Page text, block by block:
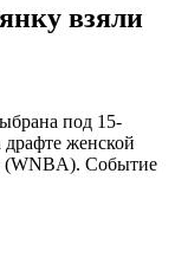
взяли
под 15-
женской
(WNBA). Событие